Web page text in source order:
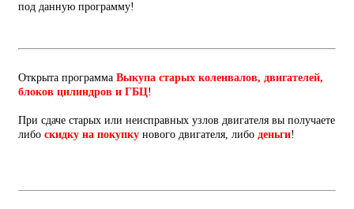
под данную программу!
Открыта программа Выкупа старых коленвалов, двигателей,
блоков цилиндров и ГБЦ!
При сдаче старых или неисправных узлов двигателя вы получаете
либо скидку на покупку нового двигателя, либо деньги!